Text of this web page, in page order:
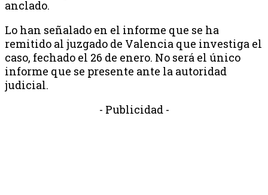
anclado.
Lo han señalado en el informe que se ha
remitido al juzgado de Valencia que investiga el
caso, fechado el 26 de enero. No será el único
informe que se presente ante la autoridad
judicial.
- Publicidad -